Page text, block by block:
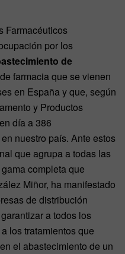
Farmacéuticos
por los
de
farmacia que se vienen
en España y que, según
y Productos
día a 386
nuestro país. Ante estos
que agrupa a todas las
completa que
Miñor, ha manifestado
de distribución
a todos los
los tratamientos que
el abastecimiento de un